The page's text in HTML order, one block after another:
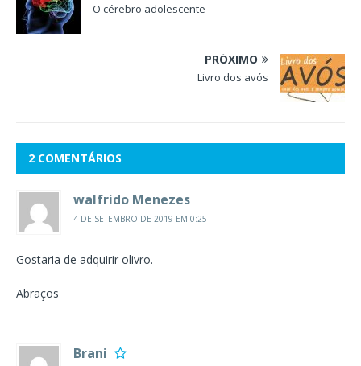
O cérebro adolescente
PRÓXIMO
Livro dos avós
2 COMENTÁRIOS
walfrido Menezes
4 DE SETEMBRO DE 2019 EM 0:25
Gostaria de adquirir olivro.
Abraços
Brani